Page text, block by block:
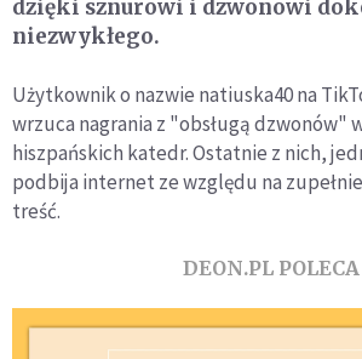
dzięki sznurowi i dzwonowi
niezwykłego.
Użytkownik o nazwie natiuska40 na
wrzuca nagrania z "obsługą dzwonów"
hiszpańskich katedr. Ostatnie z nich,
podbija internet ze względu na
treść.
DEON.PL POLECA